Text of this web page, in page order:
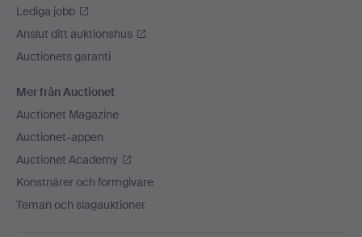
Lediga jobb
Anslut ditt auktionshus
Auctionets garanti
Mer från Auctionet
Auctionet Magazine
Auctionet-appen
Auctionet Academy
Konstnärer och formgivare
Teman och slagauktioner